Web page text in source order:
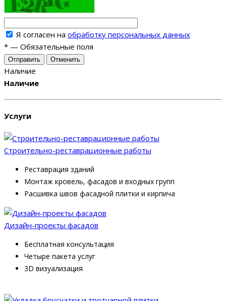
Я согласен на обработку персональных данных
* — Обязательные поля
Отменить
Наличие
Наличие
Услуги
Строительно-реставрационные работы
Реставрация зданий
Монтаж кровель, фасадов и входных групп
Расшивка швов фасадной плитки и кирпича
Дизайн-проекты фасадов
Бесплатная консультация
Четыре пакета услуг
3D визуализация